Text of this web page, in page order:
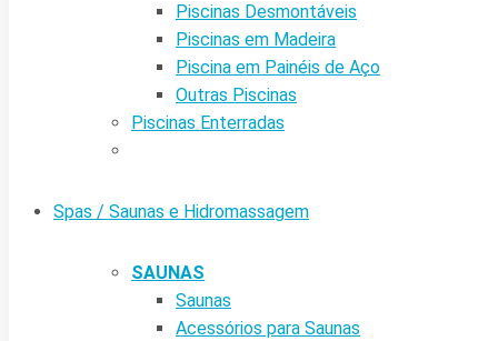
Piscinas Desmontáveis
Piscinas em Madeira
Piscina em Painéis de Aço
Outras Piscinas
Piscinas Enterradas
Spas / Saunas e Hidromassagem
SAUNAS
Saunas
Acessórios para Saunas